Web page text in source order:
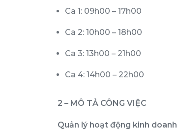
Ca 1: 09h00 – 17h00
Ca 2: 10h00 – 18h00
Ca 3: 13h00 – 21h00
Ca 4: 14h00 – 22h00
2 – MÔ TẢ CÔNG VIỆC
Quản lý hoạt động kinh doanh